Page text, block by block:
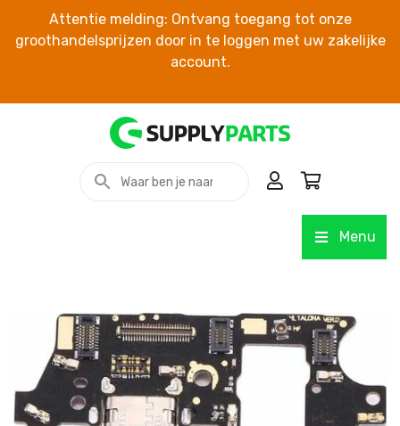
Attentie melding: Ontvang toegang tot onze
groothandelsprijzen door in te loggen met uw zakelijke
account.
Menu